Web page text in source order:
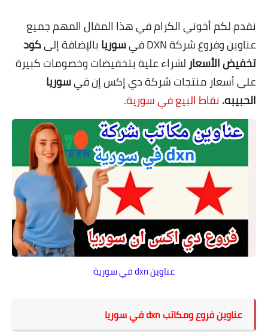
نقدم لكم أخوتي الكرام في هذا المقال المهم جميع
عناوين وفروع شركة DXN في
سوريا بالإضافة إلىكود
تخفيض الأسعارلشراء علية بتخفيضات وخصومات كبيرة
على أسعار منتجات شركة دي إكس إن فيسوريا
الحبيبه. نقاط البيع في سورية.
عناوين dxn في سورية
عناوين فروع ومكاتب dxn في سوريا